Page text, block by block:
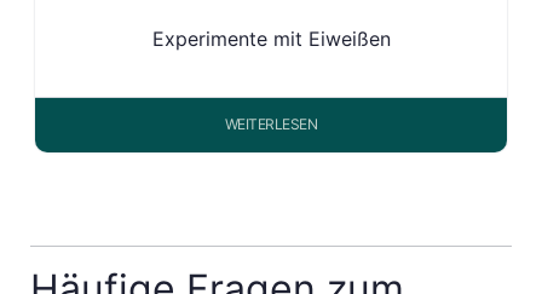
Experimente mit Eiweißen
WEITERLESEN